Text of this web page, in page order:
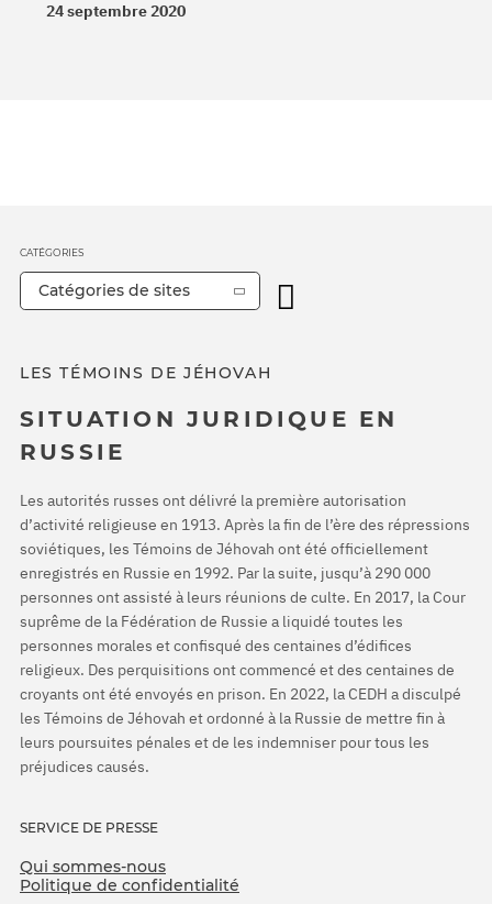
24 septembre 2020
LES TÉMOINS DE JÉHOVAH
SITUATION JURIDIQUE EN
RUSSIE
Les autorités russes ont délivré la première autorisation
d’activité religieuse en 1913. Après la fin de l’ère des répressions
soviétiques, les Témoins de Jéhovah ont été officiellement
enregistrés en Russie en 1992. Par la suite, jusqu’à 290 000
personnes ont assisté à leurs réunions de culte. En 2017, la Cour
suprême de la Fédération de Russie a liquidé toutes les
personnes morales et confisqué des centaines d’édifices
religieux. Des perquisitions ont commencé et des centaines de
croyants ont été envoyés en prison. En 2022, la CEDH a disculpé
les Témoins de Jéhovah et ordonné à la Russie de mettre fin à
leurs poursuites pénales et de les indemniser pour tous les
préjudices causés.
SERVICE DE PRESSE
Qui sommes-nous
Politique de confidentialité
CATÉGORIES
Catégories de sites